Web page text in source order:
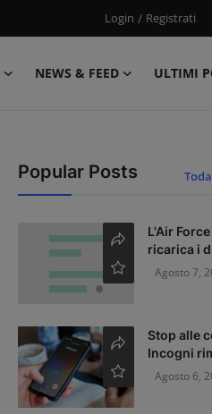
Login / Registrati
NEWS & FEED
ULTIMI
Popular Posts
L'Air
ricarica i
Agosto 7,
Stop alle
Incogni
Agosto 6,